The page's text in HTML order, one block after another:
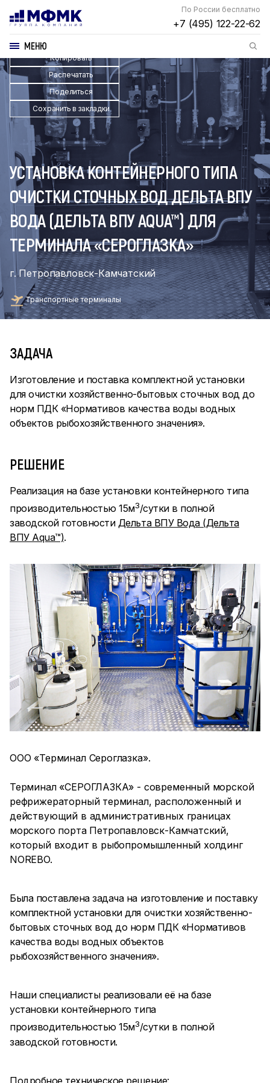
По России бесплатно
+7 (495) 122-22-62
МЕНЮ
Копировать
Распечатать
Поделиться
Сохранить в закладки
УСТАНОВКА КОНТЕЙНЕРНОГО ТИПА
ОЧИСТКИ СТОЧНЫХ ВОД ДЕЛЬТА ВПУ
ВОДА (ДЕЛЬТА ВПУ AQUA™) ДЛЯ
ТЕРМИНАЛА «СЕРОГЛАЗКА»
г. Петропавловск-Камчатский
Транспортные терминалы
ЗАДАЧА
Изготовление и поставка комплектной установки
для очистки хозяйственно-бытовых сточных вод до
норм ПДК «Нормативов качества воды водных
объектов рыбохозяйственного значения».
РЕШЕНИЕ
Реализация на базе установки контейнерного типа
производительностью 15м3/сутки в полной
заводской готовности Дельта ВПУ Вода (Дельта
ВПУ Aqua™).
ООО «Терминал Сероглазка».
Терминал «СЕРОГЛАЗКА» - современный морской
рефрижераторный терминал, расположенный и
действующий в административных границах
морского порта Петропавловск-Камчатский,
который входит в рыбопромышленный холдинг
NOREBO.
Была поставлена задача на изготовление и поставку
комплектной установки для очистки хозяйственно-
бытовых сточных вод до норм ПДК «Нормативов
качества воды водных объектов
рыбохозяйственного значения».
Наши специалисты реализовали её на базе
установки контейнерного типа
производительностью 15м3/сутки в полной
заводской готовности.
Подробное техническое решение: